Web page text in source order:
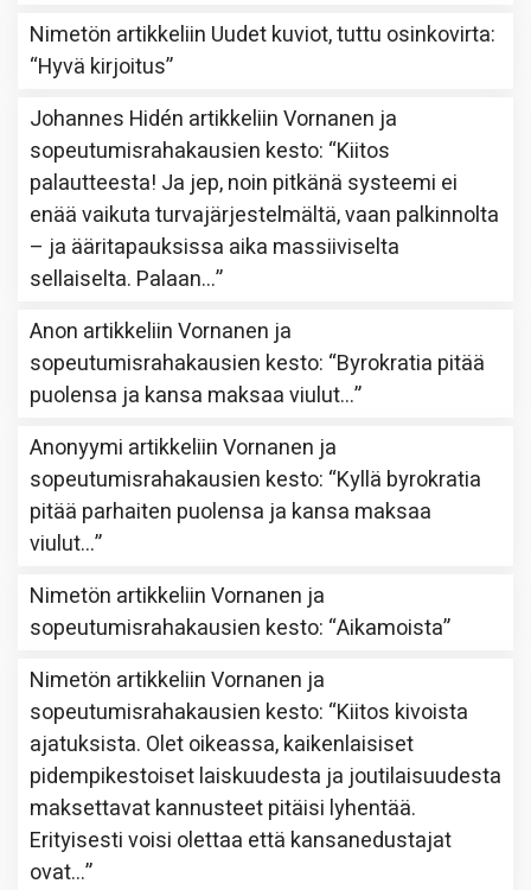
Nimetön artikkeliin Uudet kuviot, tuttu osinkovirta:
“Hyvä kirjoitus”
Johannes Hidén artikkeliinVornanen ja
sopeutumisrahakausien kesto: “Kiitos
palautteesta! Ja jep, noin pitkänä systeemi ei
enää vaikuta turvajärjestelmältä, vaan palkinnolta
– ja ääritapauksissa aika massiiviselta
sellaiselta. Palaan…”
Anon artikkeliinVornanen ja
sopeutumisrahakausien kesto: “Byrokratia pitää
puolensa ja kansa maksaa viulut…”
Anonyymi artikkeliinVornanen ja
sopeutumisrahakausien kesto: “Kyllä byrokratia
pitää parhaiten puolensa ja kansa maksaa
viulut…”
Nimetön artikkeliinVornanen ja
sopeutumisrahakausien kesto: “Aikamoista”
Nimetön artikkeliinVornanen ja
sopeutumisrahakausien kesto: “Kiitos kivoista
ajatuksista. Olet oikeassa, kaikenlaisiset
pidempikestoiset laiskuudesta ja joutilaisuudesta
maksettavat kannusteet pitäisi lyhentää.
Erityisesti voisi olettaa että kansanedustajat
ovat…”